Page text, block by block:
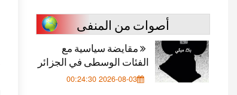
أصوات من المنفى
مقايضة سياسية مع
الفئات الوسطى في الجزائر
2026-08-03 00:24:30